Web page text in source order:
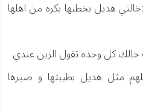
هديل بخطبها بكره من اهلها
كل وحده تقول الزين عندي
مثل هديل بطيبتها و صبرها